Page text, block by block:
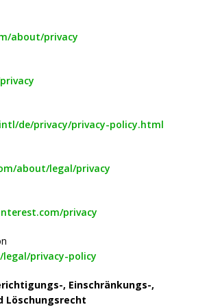
about/privacy
de/privacy/privacy-policy.html
about/legal/privacy
privacy
privacy-policy
, Einschränkungs-,
Löschungsrecht